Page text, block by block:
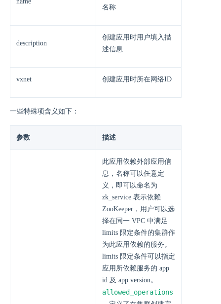
名称
description
创建应用时用户填入描
述信息
vxnet 创建应用时所在网络ID
一些特殊项含义如下：
参数 描述
此应用依赖外部应用信
息，名称可以任意定
义，即可以命名为
zk_service 表示依赖
ZooKeeper，用户可以选
择在同一 VPC 中满足
limits 限定条件的集群作
为此应用依赖的服务。
limits 限定条件可以指定
应用所依赖服务的 app
id 及 app version。
allowed_operations